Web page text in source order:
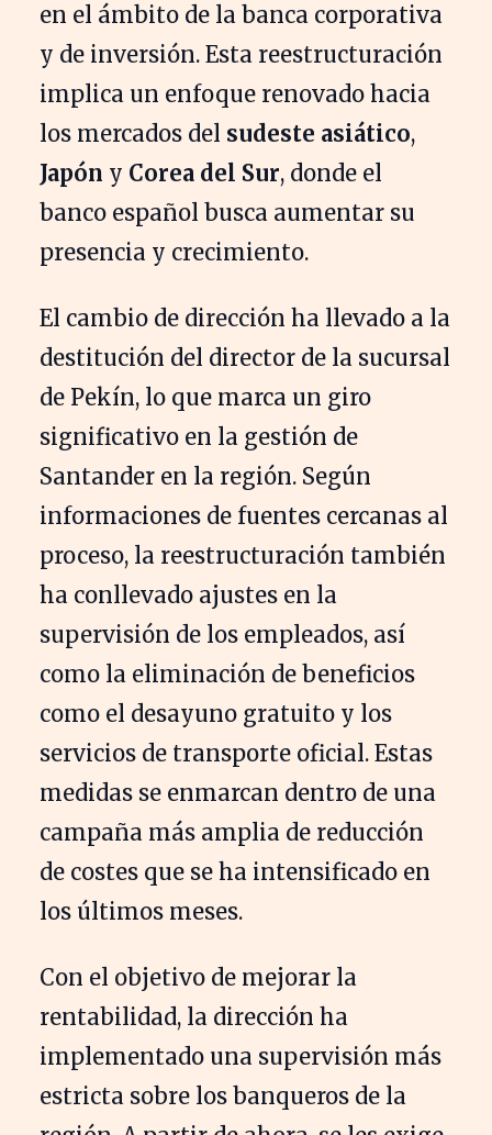
en el ámbito de la banca corporativa
y de inversión. Esta reestructuración
implica un enfoque renovado hacia
los mercados del sudeste asiático,
Japón y Corea del Sur, donde el
banco español busca aumentar su
presencia y crecimiento.
El cambio de dirección ha llevado a la
destitución del director de la sucursal
de Pekín, lo que marca un giro
significativo en la gestión de
Santander en la región. Según
informaciones de fuentes cercanas al
proceso, la reestructuración también
ha conllevado ajustes en la
supervisión de los empleados, así
como la eliminación de beneficios
como el desayuno gratuito y los
servicios de transporte oficial. Estas
medidas se enmarcan dentro de una
campaña más amplia de reducción
de costes que se ha intensificado en
los últimos meses.
Con el objetivo de mejorar la
rentabilidad, la dirección ha
implementado una supervisión más
estricta sobre los banqueros de la